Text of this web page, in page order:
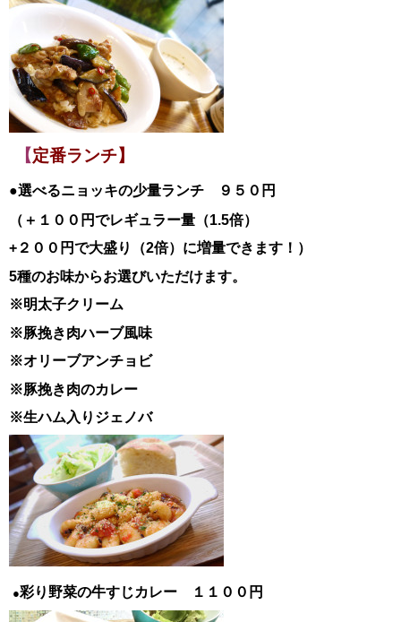
【定番ランチ】
●選べるニョッキの少量ランチ ９５０円
（＋１００円でレギュラー量（1.5倍）
+２００円で大盛り（2倍）に増量できます！）
5種のお味からお選びいただけます。
※明太子クリーム
※豚挽き肉ハーブ風味
※オリーブアンチョビ
※豚挽き肉のカレー
※生ハム入りジェノバ
●彩り野菜の牛すじカレー １１００円